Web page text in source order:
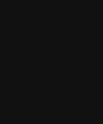
Euro
drei und